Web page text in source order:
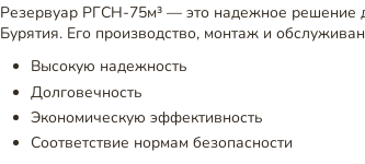
Резервуар РГСН-75м³ — это надежное решение
Бурятия. Его производство, монтаж и
Высокую надежность
Долговечность
Экономическую эффективность
Соответствие нормам безопасности